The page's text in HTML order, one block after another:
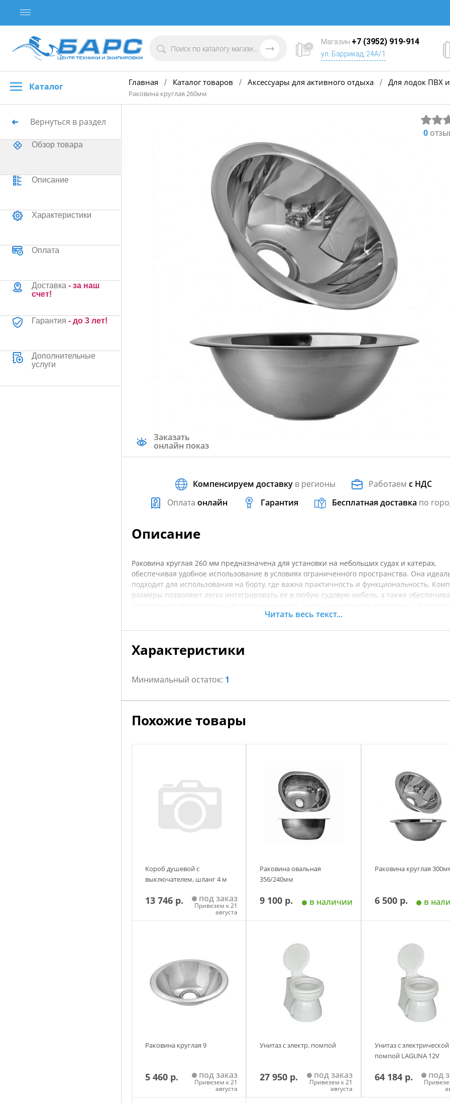
Магазин +7 (3952) 919-914
ул. Баррикад, 24А/1
Каталог Главная / Каталог товаров / Аксессуары для активного отдыха / Для лодок ПВХ
Раковина круглая 260мм
Вернуться в раздел
Обзор товара
Описание
Характеристики
Оплата
Доставка - за наш
счет!
Гарантия - до 3 лет!
Дополнительные
услуги
0
Заказать
онлайн показ
Компенсируем доставку в регионы Работаемс НДС
Оплата онлайн Гарантия Бесплатная доставка по
Описание
Раковина круглая 260 мм предназначена для установки на небольших судах и катерах,
обеспечивая удобное использование в условиях ограниченного пространства. Она
подходит для использования на борту, где важна практичность и функциональность.
размеры позволяют легко интегрировать её в любую судовую мебель, а также
прочных материалов, раковина устойчива к воздействию влаги и коррозии, что
уточнять характеристики товара.
Читать весь текст...
Характеристики
Минимальный остаток: 1
Похожие товары
Короб душевой с
выключателем, шланг 4 м
13 746 р. под заказ
Привезем к 21
августа
Раковина овальная
356/240мм
9 100 р. в наличии
Раковина круглая
6 500 р. в
Раковина круглая 9
5 460 р. под заказ
Привезем к 21
августа
Унитаз с электр. помпой
27 950 р. под заказ
Привезем к 21
августа
Унитаз с электрической
помпой LAGUNA 12V
64 184 р. под